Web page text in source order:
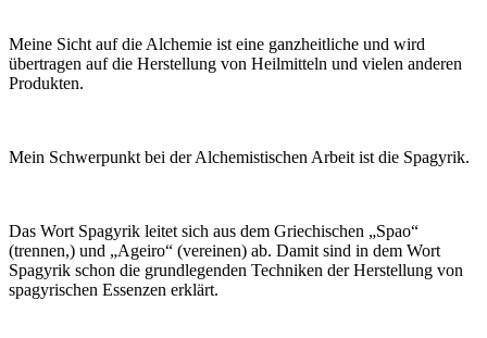
Meine Sicht auf die Alchemie ist eine ganzheitliche und wird
übertragen auf die Herstellung von Heilmitteln und vielen anderen
Produkten.
Mein Schwerpunkt bei der Alchemistischen Arbeit ist die Spagyrik.
Das Wort Spagyrik leitet sich aus dem Griechischen „Spao“
(trennen,) und „Ageiro“ (vereinen) ab. Damit sind in dem Wort
Spagyrik schon die grundlegenden Techniken der Herstellung von
spagyrischen Essenzen erklärt.